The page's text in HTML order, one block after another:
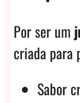
Por ser um
criada para
Sabor